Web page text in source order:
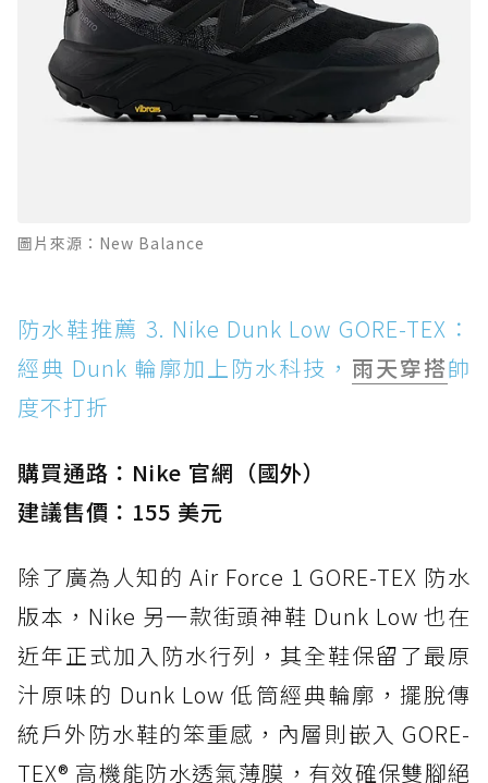
圖片來源：New Balance
防水鞋推薦 3. Nike Dunk Low GORE-TEX：
經典 Dunk 輪廓加上防水科技， 雨天穿搭帥
度不打折
購買通路：Nike 官網（國外）
建議售價：155 美元
除了廣為人知的 Air Force 1 GORE-TEX 防水
版本，Nike 另一款街頭神鞋 Dunk Low 也在
近年正式加入防水行列，其全鞋保留了最原
汁原味的 Dunk Low 低筒經典輪廓，擺脫傳
統戶外防水鞋的笨重感，內層則嵌入 GORE-
TEX® 高機能防水透氣薄膜，有效確保雙腳絕